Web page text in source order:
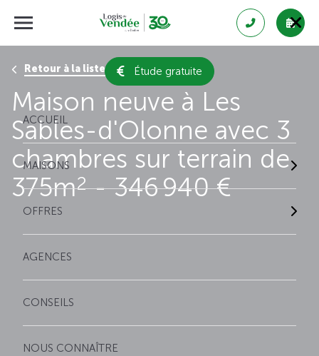
Étude gratuite
ACCUEIL
MAISONS
OFFRES
AGENCES
CONSEILS
NOUS CONNAÎTRE
Retour à la liste des résultats
Maison neuve à Les
Sables-d'Olonne avec 3
chambres sur terrain de
375m2- 346 940 €